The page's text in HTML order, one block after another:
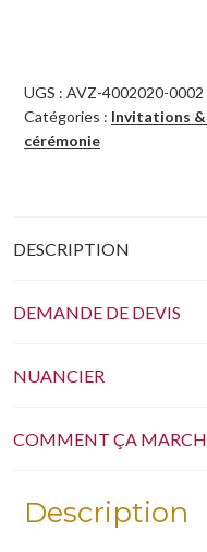
UGS : AVZ-4002020-0002
Catégories : Invitations
cérémonie
DESCRIPTION
DEMANDE DE DEVIS
NUANCIER
COMMENT ÇA
Description